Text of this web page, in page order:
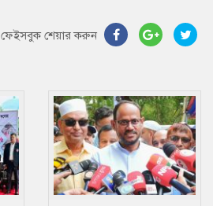
ফেইসবুক শেয়ার করুন